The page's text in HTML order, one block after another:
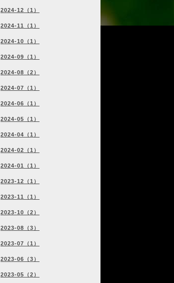
2024-12（1）
2024-11（1）
2024-10（1）
2024-09（1）
2024-08（2）
2024-07（1）
2024-06（1）
2024-05（1）
2024-04（1）
2024-02（1）
2024-01（1）
2023-12（1）
2023-11（1）
2023-10（2）
2023-08（3）
2023-07（1）
2023-06（3）
2023-05（2）